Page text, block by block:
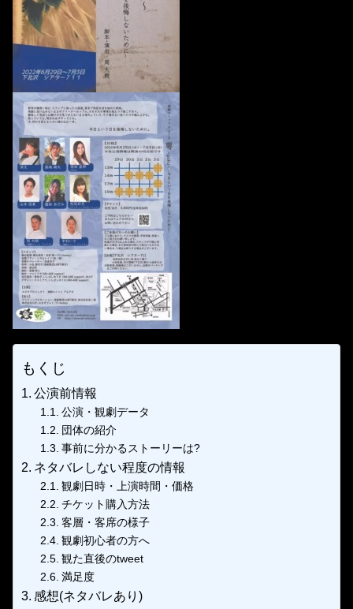
もくじ
公演前情報
公演・観劇データ
団体の紹介
事前に分かるストーリーは?
ネタバレしない程度の情報
観劇日時・上演時間・価格
チケット購入方法
客層・客席の様子
観劇初心者の方へ
観た直後のtweet
満足度
感想(ネタバレあり)